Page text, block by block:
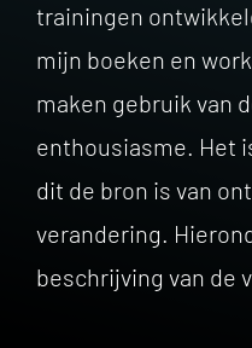
trainingen
mijn boeken en
maken gebruik van
enthousiasme. Het
dit de bron is van
verandering.
beschrijving van de